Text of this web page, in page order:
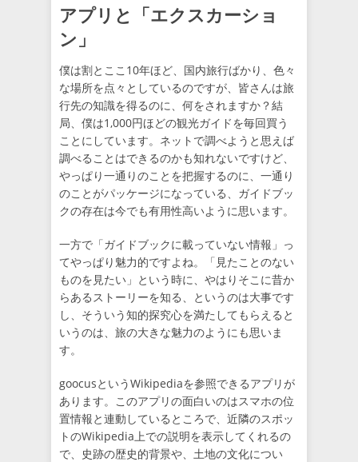
アプリと「エクスカーショ
ン」
僕は割とここ10年ほど、国内旅行ばかり、色々
な場所を点々としているのですが、皆さんは旅
行先の知識を得るのに、何をされますか？結
局、僕は1,000円ほどの観光ガイドを毎回買う
ことにしています。ネットで調べようと思えば
調べることはできるのかも知れないですけど、
やっぱり一通りのことを把握するのに、一通り
のことがパッケージになっている、ガイドブッ
クの存在は今でも有用性高いように思います。
一方で「ガイドブックに載っていない情報」っ
てやっぱり魅力的ですよね。「見たことのない
ものを見たい」という時に、やはりそこに昔か
らあるストーリーを知る、というのは大事です
し、そういう知的探究心を満たしてもらえると
いうのは、旅の大きな魅力のようにも思いま
す。
goocusというWikipediaを参照できるアプリが
あります。このアプリの面白いのはスマホの位
置情報と連動しているところで、近隣のスポッ
トのWikipedia上での説明を表示してくれるの
で、史跡の歴史的背景や、土地の文化につい